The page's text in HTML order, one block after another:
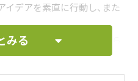
デアを素直に行動し、また
ら何を求められどうしたら
になっています。
階で昇進昇級の実績があり
みる